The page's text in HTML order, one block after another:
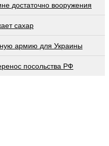
достаточно вооружения
сахар
армию для Украины
посольства РФ